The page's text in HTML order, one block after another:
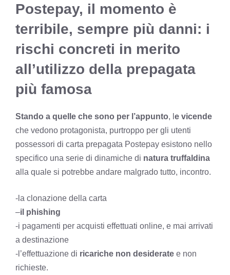
Postepay, il momento è
terribile, sempre più danni: i
rischi concreti in merito
all’utilizzo della prepagata
più famosa
Stando a quelle che sono per l’appunto, l e vicende
che vedono protagonista, purtroppo per gli utenti
possessori di carta prepagata Postepay esistono nello
specifico una serie di dinamiche di natura truffaldina
alla quale si potrebbe andare malgrado tutto, incontro.
-la clonazione della carta
–il phishing
-i pagamenti per acquisti effettuati online, e mai arrivati
a destinazione
-l’effettuazione di ricariche non desiderate e non
richieste.